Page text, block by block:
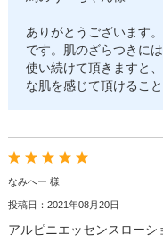
ありがとうございます
です。肌のざらつきに
使い続けて頂きますと
な肌を感じて頂けること
なみへー 様
投稿日：2021年08月20日
アルピニエッセンスロー